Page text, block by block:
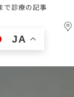
で診療の記事
JA